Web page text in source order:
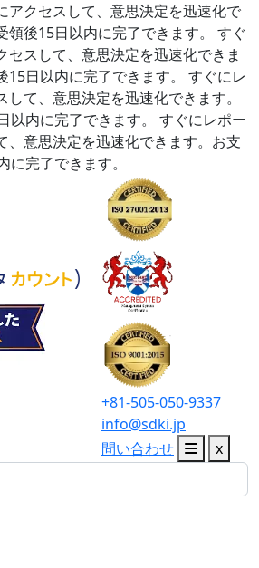
アクセスして、意思決定を迅速化で
後15日以内に完了できます。
すぐ
セスして、意思決定を迅速化できま
日以内に完了できます。
すぐにレ
て、意思決定を迅速化できます。
内に完了できます。
すぐにレポー
、意思決定を迅速化できます。お支
完了できます。
+81-505-050-9337
info@sdki.jp
問い合わせ
x